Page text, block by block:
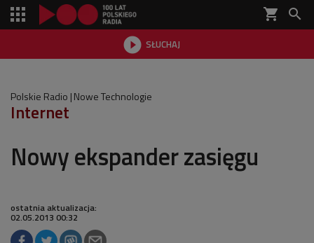
shopping_cart 
 SŁUCHAJ

Polskie Radio Nowe Technologie
Internet
Nowy ekspander zasięgu
ostatnia aktualizacja:
02.05.2013 00:32